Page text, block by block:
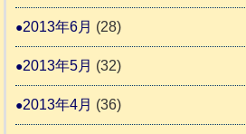
2013年6月 (28)
2013年5月 (32)
2013年4月 (36)